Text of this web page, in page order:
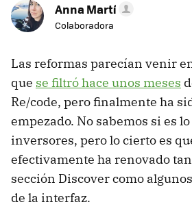
Anna Martí
Colaboradora
Las reformas parecían venir
que se filtró hace unos meses
Re/code, pero finalmente ha
empezado. No sabemos si es
inversores, pero lo cierto es
efectivamente ha renovado
sección Discover como
de la interfaz.